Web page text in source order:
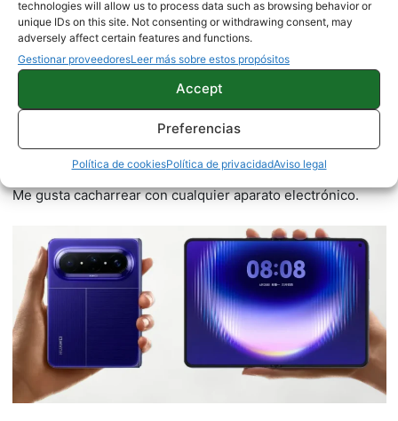
technologies will allow us to process data such as browsing behavior or
unique IDs on this site. Not consenting or withdrawing consent, may
adversely affect certain features and functions.
Gestionar proveedoresLeer más sobre estos propósitos
Accept
Preferencias
Política de cookiesPolítica de privacidadAviso legal
2542 artículos publicados en ProAndroid desde 2020.
Redactor en Pro Android | Apasionado por el mundo
Android y por la natación. Siempre dispuesto a ayudar a
cualquiera con problemas y/o dudas sobre smartphones.
Me gusta cacharrear con cualquier aparato electrónico.